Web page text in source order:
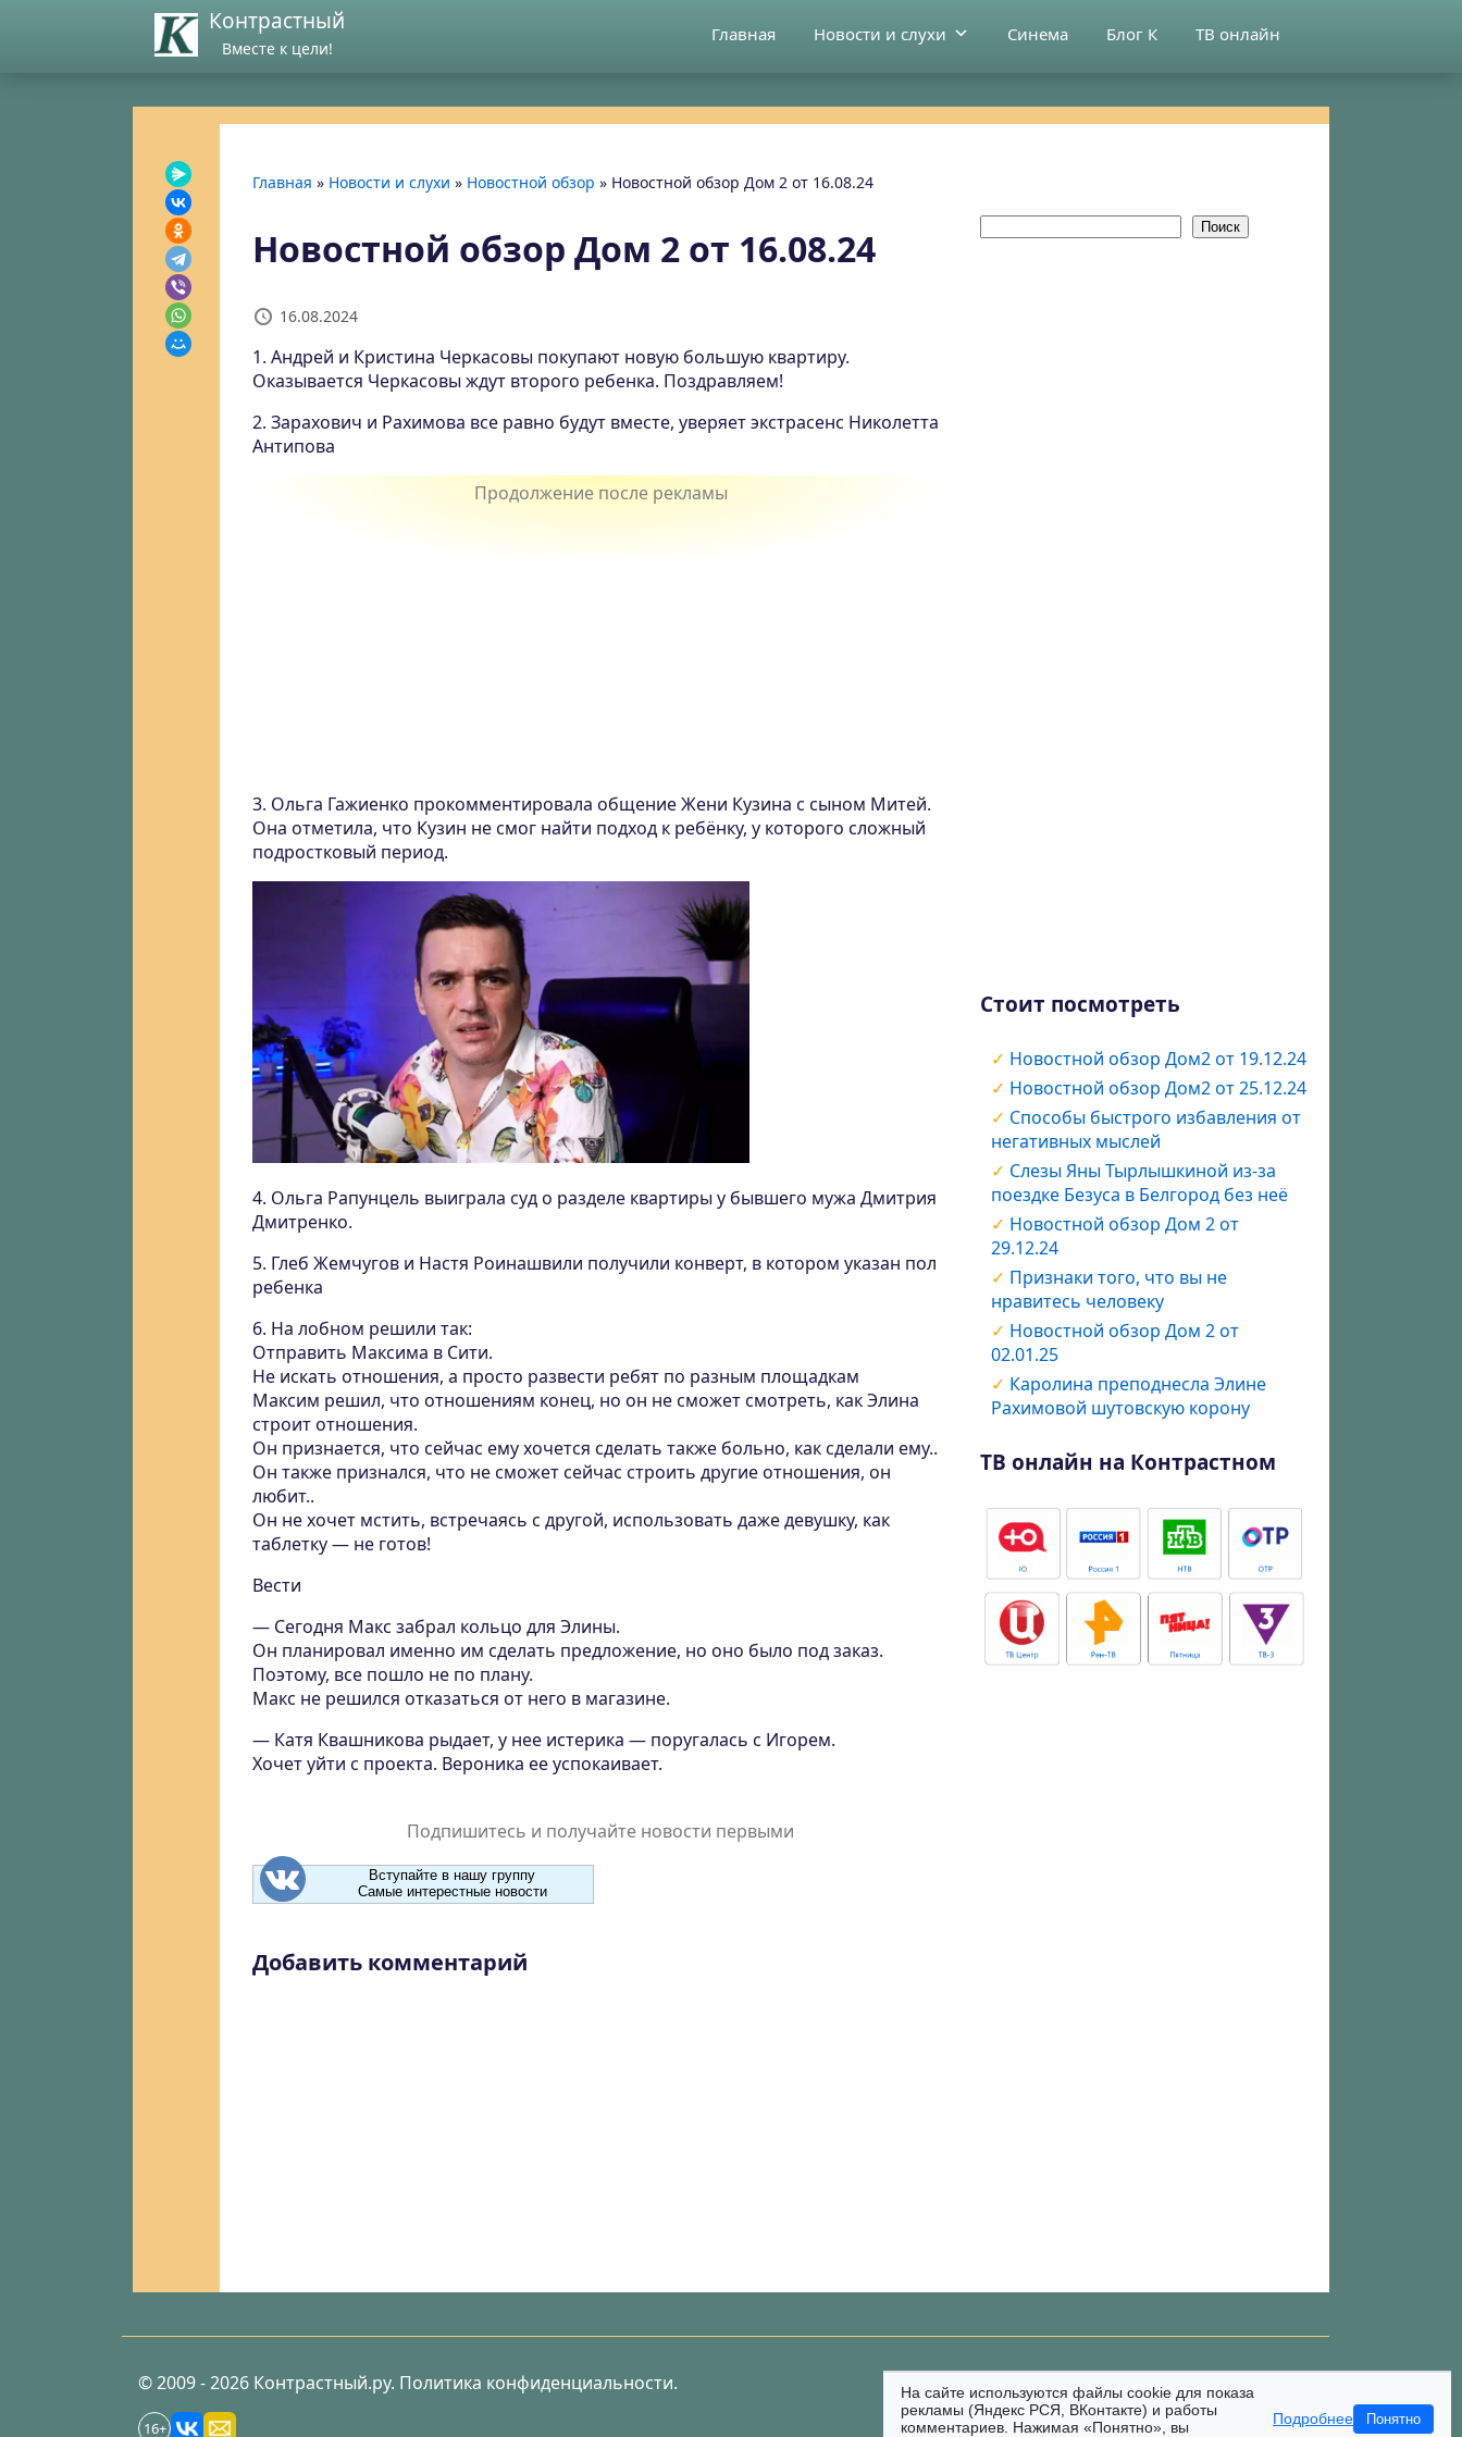
Контрастный
Вместе к цели!
Главная Новости и слухи Синема Блог К ТВ онлайн
Главная » Новости и слухи » Новостной обзор » Новостной обзор Дом 2 от 16.08.24
Новостной обзор Дом 2 от 16.08.24
16.08.2024
1. Андрей и Кристина Черкасовы покупают новую большую квартиру.
Оказывается Черкасовы ждут второго ребенка. Поздравляем!
2. Зарахович и Рахимова все равно будут вместе, уверяет экстрасенс Николетта
Антипова
3. Ольга Гажиенко прокомментировала общение Жени Кузина с сыном Митей.
Она отметила, что Кузин не смог найти подход к ребёнку, у которого сложный
подростковый период.
4. Ольга Рапунцель выиграла суд о разделе квартиры у бывшего мужа Дмитрия
Дмитренко.
5. Глеб Жемчугов и Настя Роинашвили получили конверт, в котором указан пол
ребенка
6. На лобном решили так:
Отправить Максима в Сити.
Не искать отношения, а просто развести ребят по разным площадкам
Максим решил, что отношениям конец, но он не сможет смотреть, как Элина
строит отношения.
Он признается, что сейчас ему хочется сделать также больно, как сделали ему..
Он также признался, что не сможет сейчас строить другие отношения, он
любит..
Он не хочет мстить, встречаясь с другой, использовать даже девушку, как
таблетку — не готов!
Вести
— Сегодня Макс забрал кольцо для Элины.
Он планировал именно им сделать предложение, но оно было под заказ.
Поэтому, все пошло не по плану.
Макс не решился отказаться от него в магазине.
— Катя Квашникова рыдает, у нее истерика — поругалась с Игорем.
Хочет уйти с проекта. Вероника ее успокаивает.
Подпишитесь и получайте новости первыми
Вступайте в нашу группу
Самые интерестные новости
Добавить комментарий
Поиск
Стоит посмотреть
Новостной обзор Дом2 от 19.12.24
Новостной обзор Дом2 от 25.12.24
Способы быстрого избавления от
негативных мыслей
Слезы Яны Тырлышкиной из-за
поездке Безуса в Белгород без неё
Новостной обзор Дом 2 от
29.12.24
Признаки того, что вы не
нравитесь человеку
Новостной обзор Дом 2 от
02.01.25
Каролина преподнесла Элине
Рахимовой шутовскую корону
ТВ онлайн на Контрастном
© 2009 - 2026 Контрастный.ру. Политика конфиденциальности.
16+
На сайте используются файлы cookie для показа
рекламы (Яндекс РСЯ, ВКонтакте) и работы
комментариев. Нажимая «Понятно», вы
Подробнее Понятно